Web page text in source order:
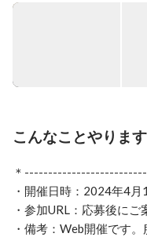
誰もが生産設備の真の能
催いたします。
について語ります。
皆様からの質問にもリ
すのでお気軽に参加下さ
こんなことやります
＊
・開催日時：2024年4
・参加URL：応募後にご
・備考：Web開催です